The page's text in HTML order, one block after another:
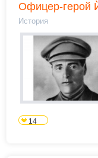
Офицер-герой
История
14